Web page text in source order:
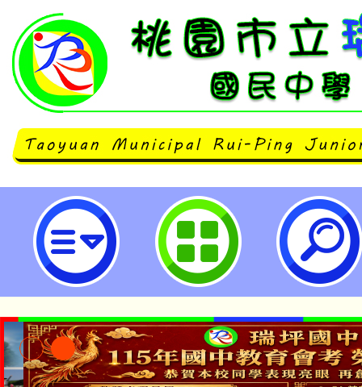
主旨：檢送本場館2026年「【武
響夜」PaGamO線上遊戲平台任
告並鼓勵全國各國小（中、高年級
職師生踴躍參加，請查照。-桃園